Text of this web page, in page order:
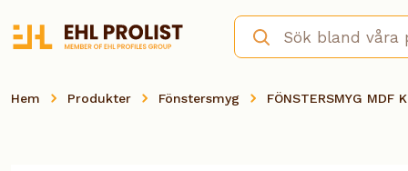
Hem Produkter Fönstersmyg FÖNSTERSMYG MDF